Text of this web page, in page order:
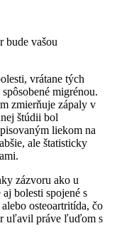
bude vašou
vrátane tých
migrénou.
zmierňuje zápaly v
štúdii bol
liekom na
ale štatisticky
zázvoru ako u
bolesti spojené s
osteoartritída, čo
uľavil práve ľuďom s